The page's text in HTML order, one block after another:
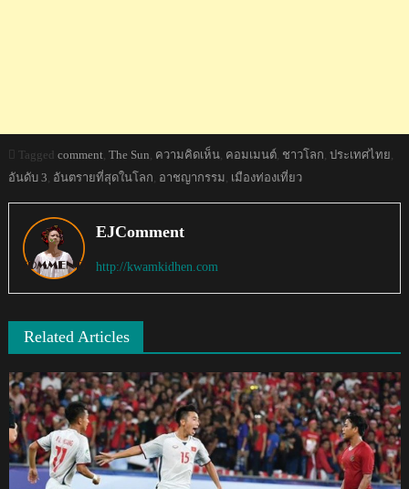
Tagged comment, The Sun, ความคิดเห็น, คอมเมนต์, ชาวโลก, ประเทศไทย,
อันดับ 3, อันตรายที่สุดในโลก, อาชญากรรม, เมืองท่องเที่ยว
EJComment
http://kwamkidhen.com
Related Articles